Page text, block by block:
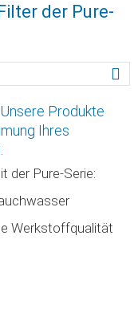
der Pure-
Produkte
Ihres
der Pure-Serie:
Werkstoffqualität